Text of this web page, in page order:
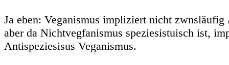
Ja eben: Veganismus impliziert nicht zwnsläufig
aber da Nichtvegfanismus speziesistuisch ist,
Antispeziesisus Veganismus.